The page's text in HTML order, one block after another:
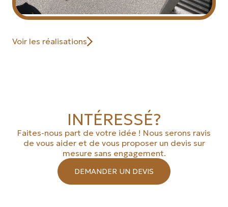
Voir les réalisations
INTÉRESSÉ?
Faites-nous part de votre idée ! Nous serons ravis
de vous aider et de vous proposer un devis sur
mesure sans engagement.
DEMANDER UN DEVIS